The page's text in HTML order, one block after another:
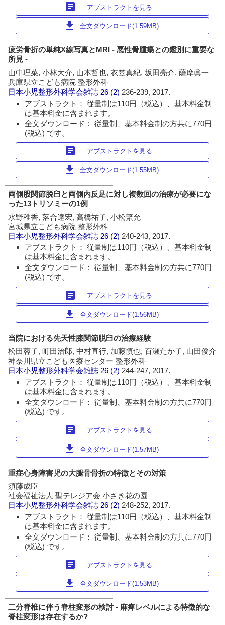
article アブストラクトを見る
download 全文ダウンロード(1.59MB)
疲労骨折の単純X線写真とMRI - 悪性骨腫瘍との鑑別に重要な
所見 -
山中理菜, 小林大介, 山本哲也, 衣笠真紀, 坂田亮介, 薩摩眞一
兵庫県立こども病院 整形外科
日本小児整形外科学会雑誌 26 (2) 236-239, 2017.
アブストラクト： 従量制は110円（税込）、基本料金制
は基本料金に含まれます。
全文ダウンロード： 従量制、基本料金制の方共に770円
(税込) です。
article アブストラクトを見る
download 全文ダウンロード(1.55MB)
両側股関節脱臼と両側内反足に対し複数回の治療が必要にな
った13トリソミーの1例
水野稚香, 落合達宏, 高橋祐子, 小松繁允
宮城県立こども病院 整形外科
日本小児整形外科学会雑誌 26 (2) 240-243, 2017.
アブストラクト： 従量制は110円（税込）、基本料金制
は基本料金に含まれます。
全文ダウンロード： 従量制、基本料金制の方共に770円
(税込) です。
article アブストラクトを見る
download 全文ダウンロード(1.56MB)
当院における先天性膝関節脱臼の治療経験
松田蓉子, 町田治郎, 中村直行, 加藤慎也, 百瀬たか子, 山田俊介
神奈川県立こども医療センター 整形外科
日本小児整形外科学会雑誌 26 (2)244-247, 2017.
アブストラクト： 従量制は110円（税込）、基本料金制
は基本料金に含まれます。
全文ダウンロード： 従量制、基本料金制の方共に770円
(税込) です。
article アブストラクトを見る
download 全文ダウンロード(1.57MB)
重症心身障害児の大腿骨骨折の特徴とその対策
須藤成臣
社会福祉法人 聖テレジア会 小さき花の園
日本小児整形外科学会雑誌 26 (2) 248-252, 2017.
アブストラクト： 従量制は110円（税込）、基本料金制
は基本料金に含まれます。
全文ダウンロード： 従量制、基本料金制の方共に770円
(税込) です。
article アブストラクトを見る
download 全文ダウンロード(1.53MB)
二分脊椎に伴う脊柱変形の検討 - 麻痺レベルによる特徴的な
脊柱変形は存在するか?